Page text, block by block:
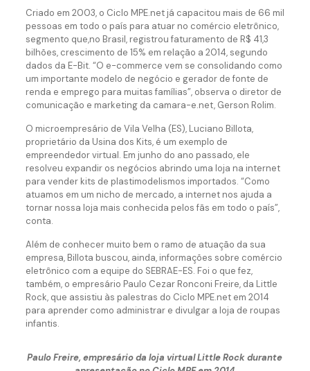
Criado em 2003, o Ciclo MPE.net já capacitou mais de 66 mil
pessoas em todo o país para atuar no comércio eletrônico,
segmento que,no Brasil, registrou faturamento de R$ 41,3
bilhões, crescimento de 15% em relação a 2014, segundo
dados da E-Bit. “O e-commerce vem se consolidando como
um importante modelo de negócio e gerador de fonte de
renda e emprego para muitas famílias”, observa o diretor de
comunicação e marketing da camara-e.net, Gerson Rolim.
O microempresário de Vila Velha (ES), Luciano Billota,
proprietário da Usina dos Kits, é um exemplo de
empreendedor virtual. Em junho do ano passado, ele
resolveu expandir os negócios abrindo uma loja na internet
para vender kits de plastimodelismos importados. “Como
atuamos em um nicho de mercado, a internet nos ajuda a
tornar nossa loja mais conhecida pelos fãs em todo o país”,
conta.
Além de conhecer muito bem o ramo de atuação da sua
empresa, Billota buscou, ainda, informações sobre comércio
eletrônico com a equipe do SEBRAE-ES. Foi o que fez,
também, o empresário Paulo Cezar Ronconi Freire, da Little
Rock, que assistiu às palestras do Ciclo MPE.net em 2014
para aprender como administrar e divulgar a loja de roupas
infantis.
Paulo Freire, empresário da loja virtual Little Rock durante